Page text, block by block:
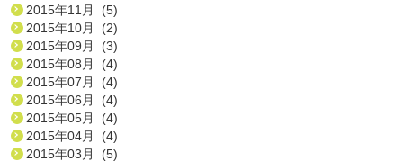
2015年11月 (5)
2015年10月 (2)
2015年09月 (3)
2015年08月 (4)
2015年07月 (4)
2015年06月 (4)
2015年05月 (4)
2015年04月 (4)
2015年03月 (5)